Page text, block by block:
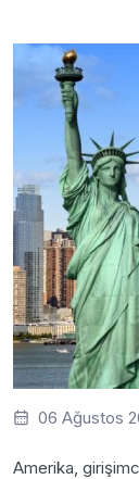
06 Ağustos
Amerika,